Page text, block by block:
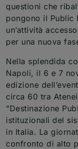
questioni che
pongono il Public
un’attività
per una nuova
Nella splendida
Napoli, il 6 e 7
edizione
circa 60 tra
“Destinazione
istituzionali del
in Italia. La
confronto di alto